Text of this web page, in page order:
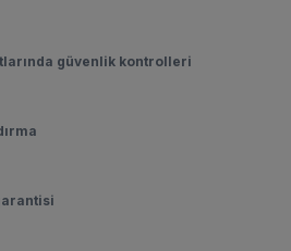
güvenlik kontrolleri